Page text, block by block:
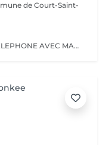
de Court-Saint-
RESERVATION UNIQUEMENT PAR TELEPHONE AVEC MAGALI 010/888812 Bien plus qu'un moment de détente , le Head Spa est un véritable soin pour votre cuir chevelu et vos cheveux. Des vertus exceptionnelles: - Renouvellement cellulaires - Circulations sanguines optimisée - Effet régénérant - Apporte volume et légèreté. Pourquoi faire un Head Spa ? * Vous avez besoin d'un moment de relaxation intense * Votre cuir chevelu est fatigué ou irrité * Vos cheveux manque de vitalité ou rencontre un souci de sébum , pellicules, etc. Les + chez Lune-Hair + un diagnostic personnalisé avant chaque soin + utilisation de produits naturels et ciblés ( Oway Organic) + un Rituel adaptés à l'instant présent pour vos besoins et vos émotions + un brushing pour terminer accompagné d'un thé